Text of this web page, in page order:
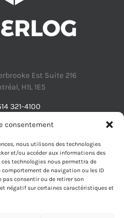
consentement
nous utilisons des technologies
et/ou accéder aux informations des
technologies nous permettra de
comportement de navigation ou les ID
pas consentir ou de retirer son
négatif sur certaines caractéristiques et
Est Suite 216
H1L 1E5
321-4100
personnels